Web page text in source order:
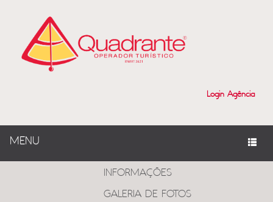
Login Agência
MENU
INFORMAÇÕES
GALERIA DE FOTOS